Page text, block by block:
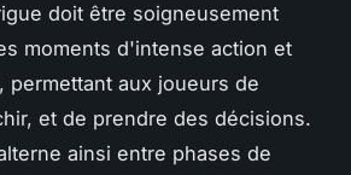
doit être soigneusement
moments d'intense action et
permettant aux joueurs de
et de prendre des décisions.
ainsi entre phases de